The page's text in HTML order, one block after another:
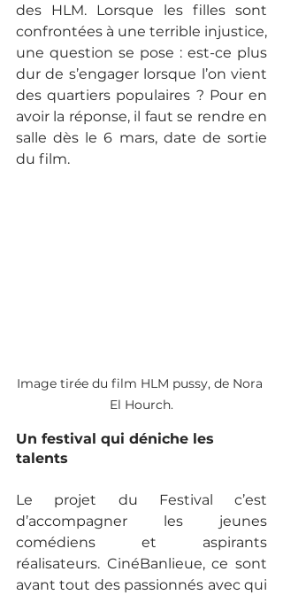
des HLM. Lorsque les filles sont
confrontées à une terrible injustice,
une question se pose : est-ce plus
dur de s’engager lorsque l’on vient
des quartiers populaires ? Pour en
avoir la réponse, il faut se rendre en
salle dès le 6 mars, date de sortie
du film.
Image tirée du film HLM pussy, de Nora
El Hourch.
Un festival qui déniche les
talents
Le projet du Festival c’est
d’accompagner les jeunes
comédiens et aspirants
réalisateurs. CinéBanlieue, ce sont
avant tout des passionnés avec qui